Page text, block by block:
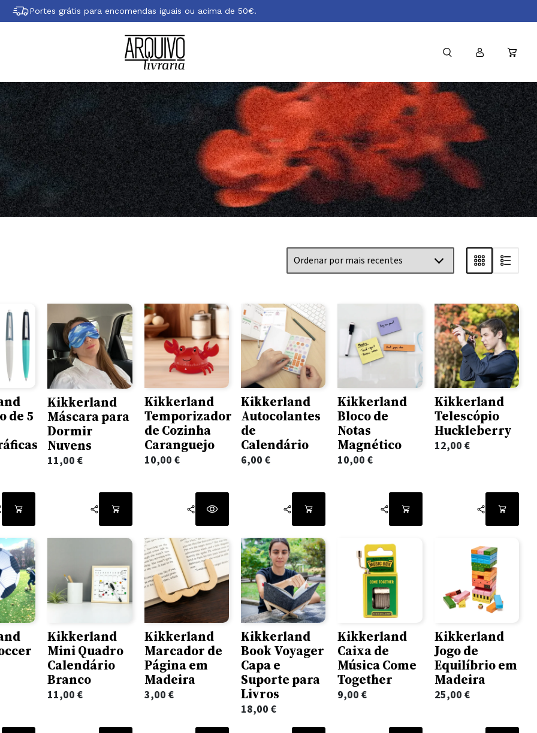
Portes grátis para encomendas iguais ou acima de 50€.
de 5
Kikkerland
Máscara para
Dormir
Nuvens
11,00€
Kikkerland
Temporizador
de Cozinha
Caranguejo
10,00 €
Kikkerland
Autocolantes
de
Calendário
6,00 €
Kikkerland
Bloco de
Notas
Magnético
10,00€
Kikkerland
Telescópio
Huckleberry
12,00 €
Kikkerland
Mini Quadro
Calendário
Branco
11,00€
Kikkerland
Marcador de
Página em
Madeira
3,00 €
Kikkerland
Book Voyager
Capa e
Suporte para
Livros
18,00 €
Kikkerland
Caixa de
Música Come
Together
9,00€
Kikkerland
Jogo de
Equilíbrio em
Madeira
25,00 €